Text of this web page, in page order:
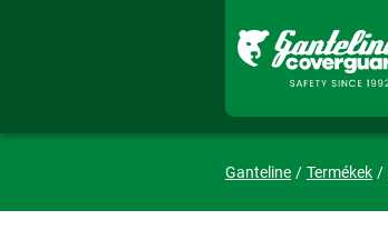
Ganteline Termékek